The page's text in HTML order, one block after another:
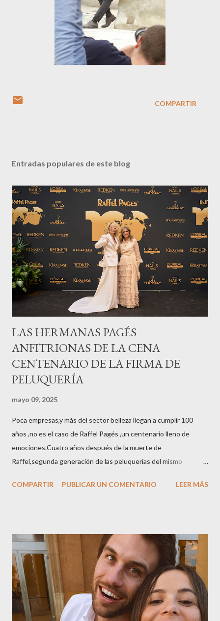
COMPARTIR
Entradas populares de este blog
LAS HERMANAS PAGÉS
ANFITRIONAS DE LA CENA
CENTENARIO DE LA FIRMA DE
PELUQUERÍA
mayo 09, 2025
Poca empresas,y más del sector belleza llegan a cumplir 100
años ,no es el caso de Raffel Pagés ,un centenario lleno de
emociones.Cuatro años después de la muerte de
Raffel,segunda generación de las peluquerías del mismo
sector en una cena de reconocimiento.Sus hijas Carolina (CEO
peluquería del grupo.Justo hace unos días Carol Pagés nos
contaba detalles del homenaje en Actualida Rosa en RCE
radio,en el programa que presento todos los jueves de 17 a 18
horas . Carolina y Quionia Pagés Carolina Pagés La cita ,en el
Museu Marítim de BCN ,en las Drassanes reunió a figuras
destacadas del sector,así como clientes, autoridades y medios
COMPARTIR PUBLICAR UN COMENTARIO LEER MÁS